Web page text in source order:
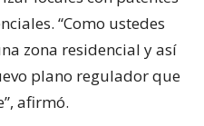
“Como ustedes
zona residencial y así
plano regulador que
afirmó.